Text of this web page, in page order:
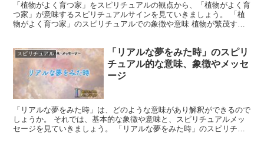
「植物がよく育つ家」をスピリチュアルの観点から、「植物がよく育
つ家」が意味するスピリチュアルサインを見ていきましょう。 「植
物がよく育つ家」のスピリチュアルでの象徴や意味 植物が繁茂する
スピリチュアル
「リアルな夢をみた時」のスピリ
チュアル的な意味、象徴やメッセ
ージ
「リアルな夢をみた時」は、どのような意味があり解釈ができるので
しょうか。 それでは、基本的な象徴や意味と、スピリチュアルメッ
セージを見ていきましょう。 「リアルな夢をみた時」のスピリチュ